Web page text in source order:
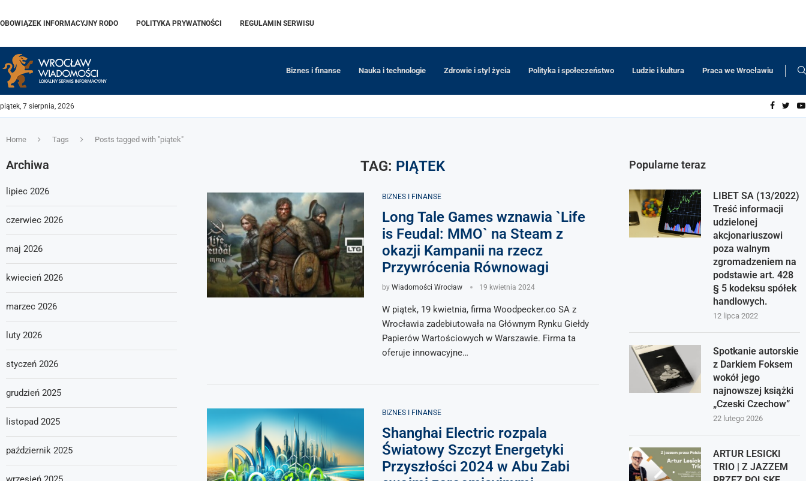
OBOWIĄZEK INFORMACYJNY RODO POLITYKA PRYWATNOŚCI REGULAMIN SERWISU
Biznes i finanse Nauka i technologie Zdrowie i styl życia Polityka i społeczeństwo Ludzie i kultura Praca we Wrocławiu
piątek, 7 sierpnia, 2026
Home Tags Posts tagged with "piątek"
TAG: PIĄTEK
BIZNES I FINANSE
Long Tale Games wznawia `Life
is Feudal: MMO` na Steam z
okazji Kampanii na rzecz
Przywrócenia Równowagi
by Wiadomości Wrocław 19 kwietnia 2024
W piątek, 19 kwietnia, firma Woodpecker.co SA z
Wrocławia zadebiutowała na Głównym Rynku Giełdy
Papierów Wartościowych w Warszawie. Firma ta
oferuje innowacyjne…
BIZNES I FINANSE
Shanghai Electric rozpala
Światowy Szczyt Energetyki
Przyszłości 2024 w Abu Zabi
Popularne teraz
LIBET SA (13/2022)
Treść informacji
udzielonej
akcjonariuszowi
poza walnym
zgromadzeniem na
podstawie art. 428
§ 5 kodeksu spółek
handlowych.
12 lipca 2022
Spotkanie autorskie
z Darkiem Foksem
wokół jego
najnowszej książki
„Czeski Czechow”
22 lutego 2026
ARTUR LESICKI
TRIO | Z JAZZEM
Archiwa
lipiec 2026
czerwiec 2026
maj 2026
kwiecień 2026
marzec 2026
luty 2026
styczeń 2026
grudzień 2025
listopad 2025
październik 2025